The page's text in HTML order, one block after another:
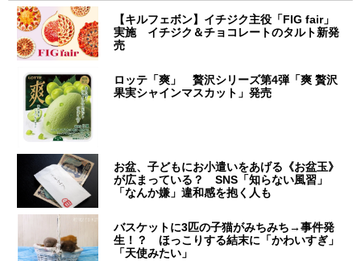
【キルフェボン】イチジク主役「FIG fair」
実施 イチジク＆チョコレートのタルト新発
売
ロッテ「爽」 贅沢シリーズ第4弾「爽 贅沢
果実シャインマスカット」発売
お盆、子どもにお小遣いをあげる《お盆玉》
が広まっている？ SNS「知らない風習」
「なんか嫌」違和感を抱く人も
バスケットに3匹の子猫がみちみち→事件発
生！？ ほっこりする結末に「かわいすぎ」
「天使みたい」